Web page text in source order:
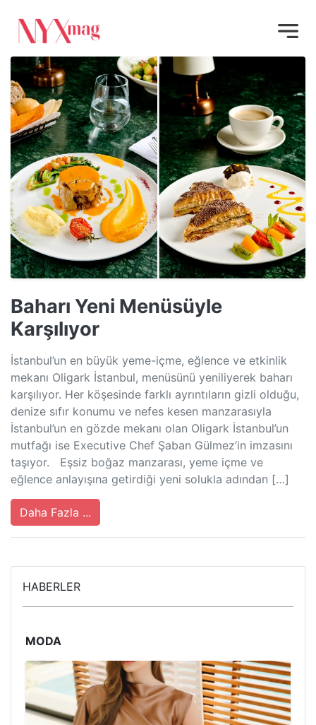
Baharı Yeni Menüsüyle
Karşılıyor
İstanbul’un en büyük yeme-içme, eğlence ve etkinlik
mekanı Oligark İstanbul, menüsünü yeniliyerek baharı
karşılıyor. Her köşesinde farklı ayrıntıların gizli olduğu,
denize sıfır konumu ve nefes kesen manzarasıyla
İstanbul’un en gözde mekanı olan Oligark İstanbul’un
mutfağı ise Executive Chef Şaban Gülmez’in imzasını
taşıyor. Eşsiz boğaz manzarası, yeme içme ve
eğlence anlayışına getirdiği yeni solukla adından […]
Daha Fazla ...
HABERLER
MODA